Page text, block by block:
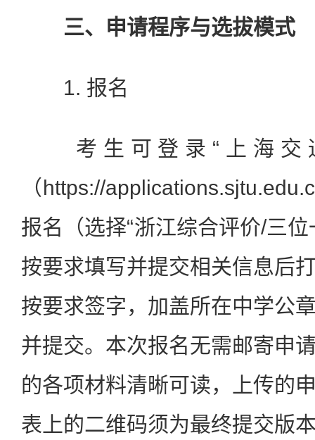
三、申请程序与选拔模式
1. 报名
考生可登录“上海交
（https://
报名（选择“浙江综合评价/三
按要求填写并提交相关信息后
按要求签字，加盖所在中学公
并提交。本次报名无需邮寄申
的各项材料清晰可读，上传的
表上的二维码须为最终提交版